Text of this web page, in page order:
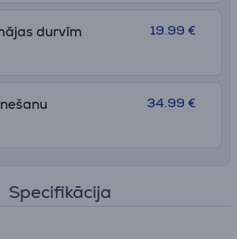
durvīm 19.99 €
34.99 €
Specifikācija